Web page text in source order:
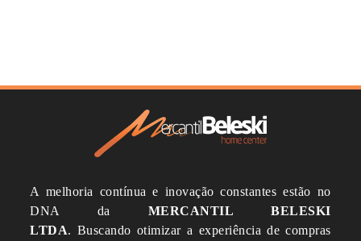
A melhoria contínua e inovação constantes estão no
DNA da MERCANTIL BELESKI
LTDA. Buscando otimizar a experiência de compras